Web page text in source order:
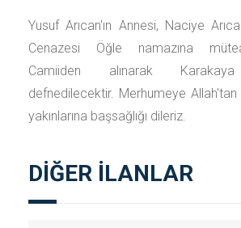
Yusuf Arıcan'ın Annesi, Naciye
Cenazesi Öğle namazına
Camiiden alınarak Karakaya
defnedilecektir. Merhumeye
yakınlarına başsağlığı dileriz.
DİĞER İLANLAR